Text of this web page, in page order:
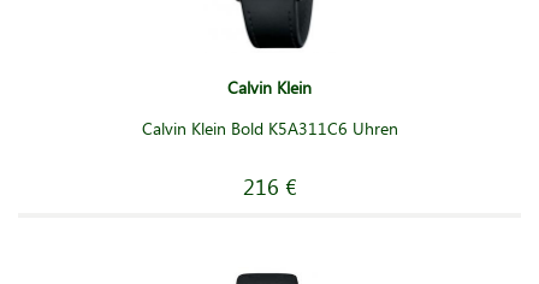
Calvin Klein
Calvin Klein Bold K5A311C6 Uhren
216 €